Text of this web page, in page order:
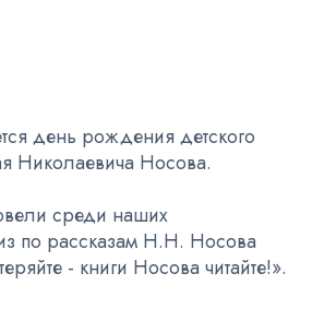
день рождения детского
Николаевича Носова.
среди наших
по рассказам Н.Н. Носова
- книги Носова читайте!».